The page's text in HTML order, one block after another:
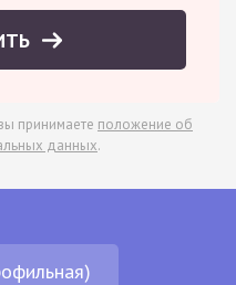
принимаете положение об
данных.